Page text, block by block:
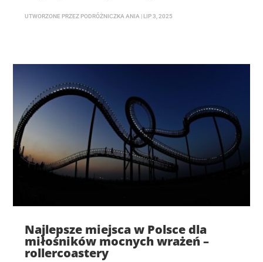
UTWORZONE PRZEZ PODRÓŻNICZKA ANIA | LIP 3, 2025
Najlepsze miejsca w Polsce dla
miłośników mocnych wrażeń –
rollercoastery